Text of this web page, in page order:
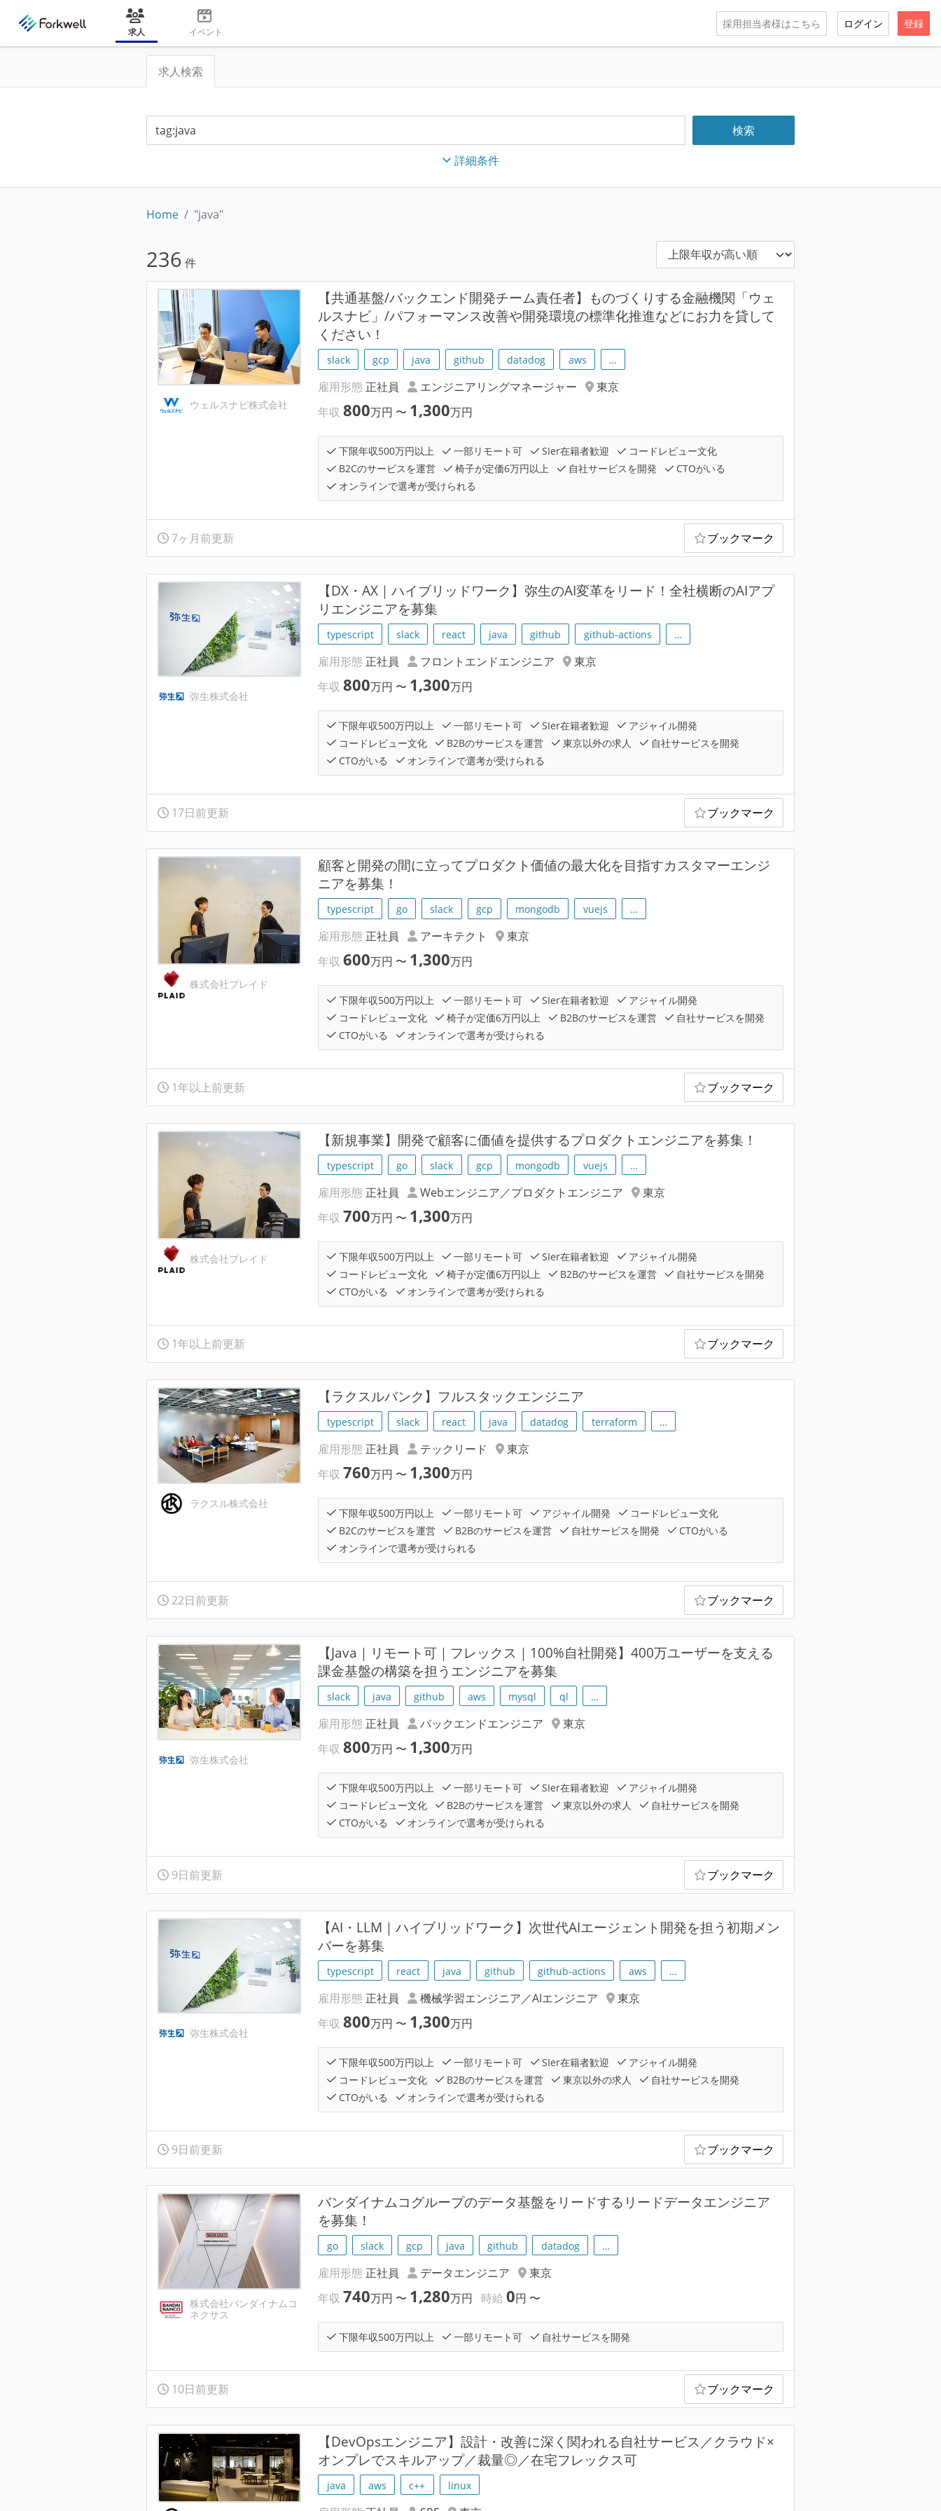
求人 イベント
採用担当者様はこちら ログイン 登録
求人検索
詳細条件
Home "java"
236 件
ウェルスナビ株式会社
【共通基盤/バックエンド開発チーム責任者】ものづくりする金融機関「ウェ
ルスナビ」/パフォーマンス改善や開発環境の標準化推進などにお力を貸して
ください！
slack gcp java github datadog aws …
雇用形態 正社員 エンジニアリングマネージャー
東京
年収800万円 〜 1,300万円
下限年収500万円以上 一部リモート可 SIer在籍者歓迎
コードレビュー文化
B2Cのサービスを運営
椅子が定価6万円以上 自社サービスを開発
CTOがいる
オンラインで選考が受けられる
7ヶ月前更新 ブックマーク
弥生株式会社
【DX・AX｜ハイブリッドワーク】弥生のAI変革をリード！全社横断のAIアプ
リエンジニアを募集
typescript slack react java github github-actions …
雇用形態 正社員 フロントエンドエンジニア
東京
年収800万円 〜 1,300万円
下限年収500万円以上 一部リモート可 SIer在籍者歓迎
アジャイル開発
コードレビュー文化
B2Bのサービスを運営 東京以外の求人
自社サービスを開発
CTOがいる
オンラインで選考が受けられる
17日前更新 ブックマーク
株式会社プレイド
顧客と開発の間に立ってプロダクト価値の最大化を目指すカスタマーエンジ
ニアを募集！
typescript go slack gcp mongodb vuejs …
雇用形態 正社員 アーキテクト
東京
年収600万円 〜 1,300万円
下限年収500万円以上 一部リモート可 SIer在籍者歓迎
アジャイル開発
コードレビュー文化
椅子が定価6万円以上 B2Bのサービスを運営
自社サービスを開発
CTOがいる
オンラインで選考が受けられる
1年以上前更新 ブックマーク
株式会社プレイド
【新規事業】開発で顧客に価値を提供するプロダクトエンジニアを募集！
typescript go slack gcp mongodb vuejs …
雇用形態 正社員 Webエンジニア／プロダクトエンジニア
東京
年収700万円 〜 1,300万円
下限年収500万円以上 一部リモート可 SIer在籍者歓迎
アジャイル開発
コードレビュー文化
椅子が定価6万円以上 B2Bのサービスを運営
自社サービスを開発
CTOがいる
オンラインで選考が受けられる
1年以上前更新 ブックマーク
ラクスル株式会社
【ラクスルバンク】フルスタックエンジニア
typescript slack react java datadog terraform …
雇用形態 正社員 テックリード
東京
年収760万円 〜 1,300万円
下限年収500万円以上 一部リモート可 アジャイル開発
コードレビュー文化
B2Cのサービスを運営
B2Bのサービスを運営 自社サービスを開発
CTOがいる
オンラインで選考が受けられる
22日前更新 ブックマーク
弥生株式会社
【Java｜リモート可｜フレックス｜100%自社開発】400万ユーザーを支える
課金基盤の構築を担うエンジニアを募集
slack java github aws mysql ql …
雇用形態 正社員 バックエンドエンジニア
東京
年収800万円 〜 1,300万円
下限年収500万円以上 一部リモート可 SIer在籍者歓迎
アジャイル開発
コードレビュー文化
B2Bのサービスを運営 東京以外の求人
自社サービスを開発
CTOがいる
オンラインで選考が受けられる
9日前更新 ブックマーク
弥生株式会社
【AI・LLM｜ハイブリッドワーク】次世代AIエージェント開発を担う初期メン
バーを募集
typescript react java github github-actions aws …
雇用形態 正社員 機械学習エンジニア／AIエンジニア
東京
年収800万円 〜 1,300万円
下限年収500万円以上 一部リモート可 SIer在籍者歓迎
アジャイル開発
コードレビュー文化
B2Bのサービスを運営 東京以外の求人
自社サービスを開発
CTOがいる
オンラインで選考が受けられる
9日前更新 ブックマーク
株式会社バンダイナムコ
ネクサス
バンダイナムコグループのデータ基盤をリードするリードデータエンジニア
を募集！
go slack gcp java github datadog …
雇用形態 正社員 データエンジニア
東京
年収740万円 〜 1,280万円 時給0円 〜
下限年収500万円以上 一部リモート可 自社サービスを開発
10日前更新 ブックマーク
【DevOpsエンジニア】設計・改善に深く関われる自社サービス／クラウド×
オンプレでスキルアップ／裁量◎／在宅フレックス可
java aws c++ linux